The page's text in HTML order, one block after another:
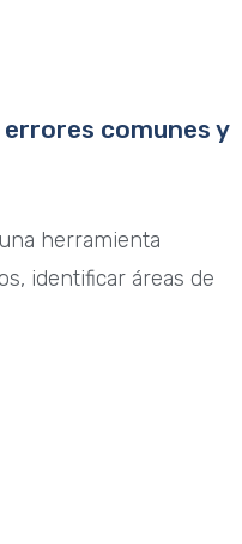
comunes y
herramienta
identificar áreas de